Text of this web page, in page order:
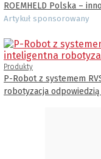
ROEMHELD Polska –
Artykuł sponsorowany
Produkty
P-Robot z systemem
robotyzacja